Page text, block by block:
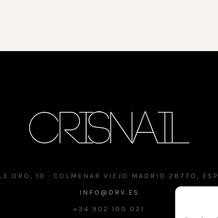
ORO, 10 · COLMENAR VIEJO MADRID 28770,
INFO@DRV.ES
+34 902 100 021